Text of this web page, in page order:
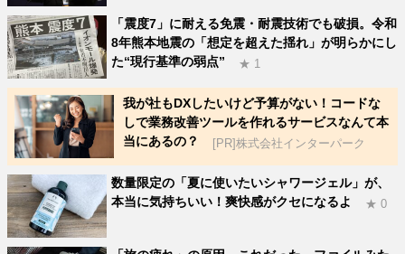
「震度7」に耐える免震・耐震技術でも破損。令和
8年熊本地震の「想定を超えた揺れ」が明らかにし
た“現行基準の弱点”
★ 1
我が社もDXしたいけど予算がない！コードな
しで業務改善ツールを作れるサービスなんて本
当にあるの？
[PR]株式会社インターパーク
数量限定の「夏に使いたいシャワージェル」が、
本当に気持ちいい！爽快感がクセになるよ
★ 0